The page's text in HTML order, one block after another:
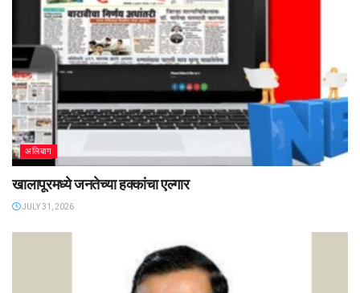
अलिबाग
खालापूरमध्ये जनतेच्या हक्कांचा एल्गार
JULY 31, 2026